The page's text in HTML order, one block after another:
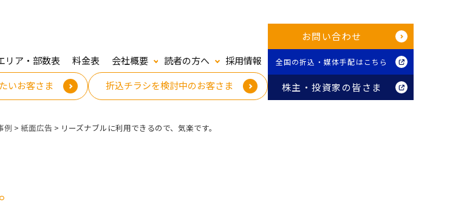
リア・部数表 料金表 会社概要 読者の方へ
採用情報
いお客さま
折込チラシを検討中のお客さま
お問い合わせ
全国の折込・媒体手配はこちら
株主・投資家の皆さま
例 >紙面広告 > リーズナブルに利用できるので、気楽です。